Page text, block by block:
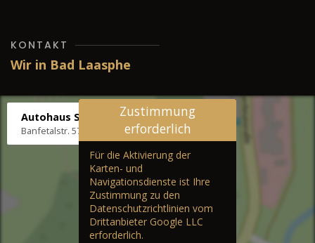
KONTAKT
Wir in Bad Laasphe
Autohaus Stenger
Banfetalstr. 57, 57334 Bad Laasphe
Zustimmung
erforderlich
Für die Aktivierung der
Karten- und
Navigationsdienste ist Ihre
Zustimmung zu den
Datenschutzrichtlinien vom
Drittanbieter Google LLC
erforderlich.